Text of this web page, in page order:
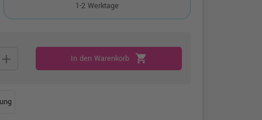
1-2 Werktage
add In den Warenkorb shopping_cart